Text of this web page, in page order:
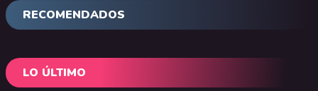
RECOMENDADOS
LO ÚLTIMO